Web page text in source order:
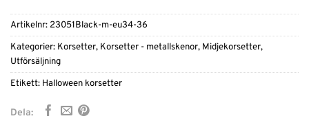
Artikelnr: 23051Black-m-eu34-36
Kategorier: Korsetter, Korsetter - metallskenor, Midjekorsetter,
Utförsäljning
Etikett: Halloween korsetter
Dela: